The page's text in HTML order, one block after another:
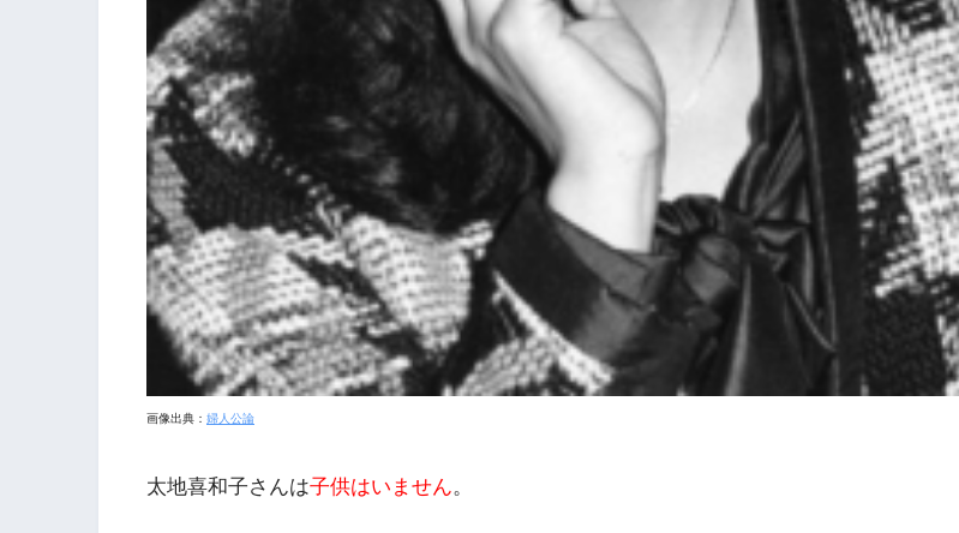
画像出典： 婦人公論
太地喜和子さんは子供はいません。